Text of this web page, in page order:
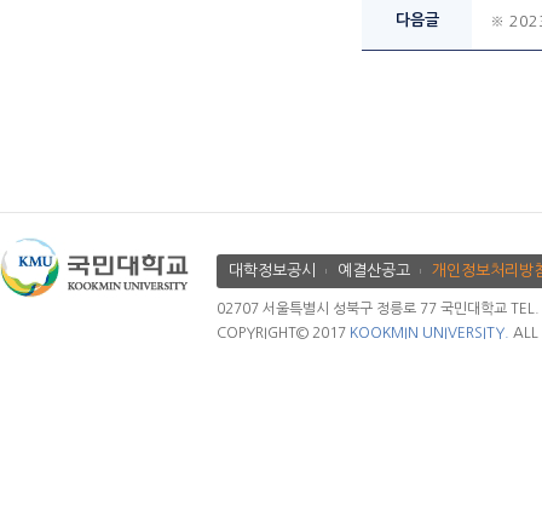
다음글 ※
대학정보공시 예결산공고 개인정보처리방
02707 서울특별시 성북구 정릉로 77 국민대학교
COPYRIGHT© 2017 KOOKMIN UNIVERSITY. ALL